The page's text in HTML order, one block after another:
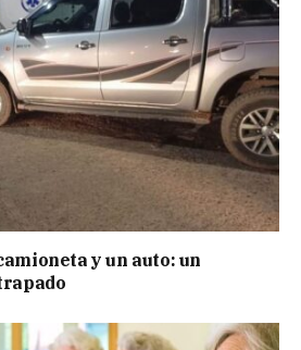
y un auto: un